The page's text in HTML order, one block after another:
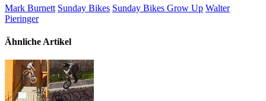
Mark Burnett Sunday Bikes Sunday Bikes Grow Up Walter
Pieringer
Ähnliche Artikel